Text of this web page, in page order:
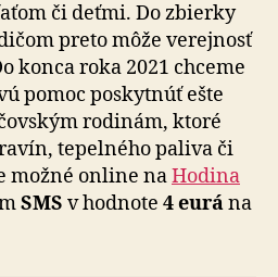
či deťmi. Do zbierky
preto môže verejnosť
konca roka 2021 chceme
pomoc poskytnúť ešte
rodinám, ktoré
tepelného paliva či
možné online naHodina
SMS v hodnote 4 eurána